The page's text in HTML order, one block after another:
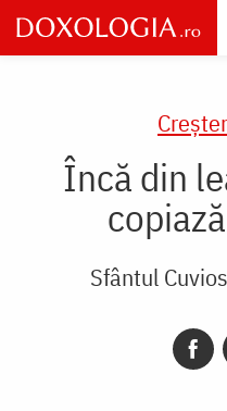
Skip
to
main
Încă din
Sfântul